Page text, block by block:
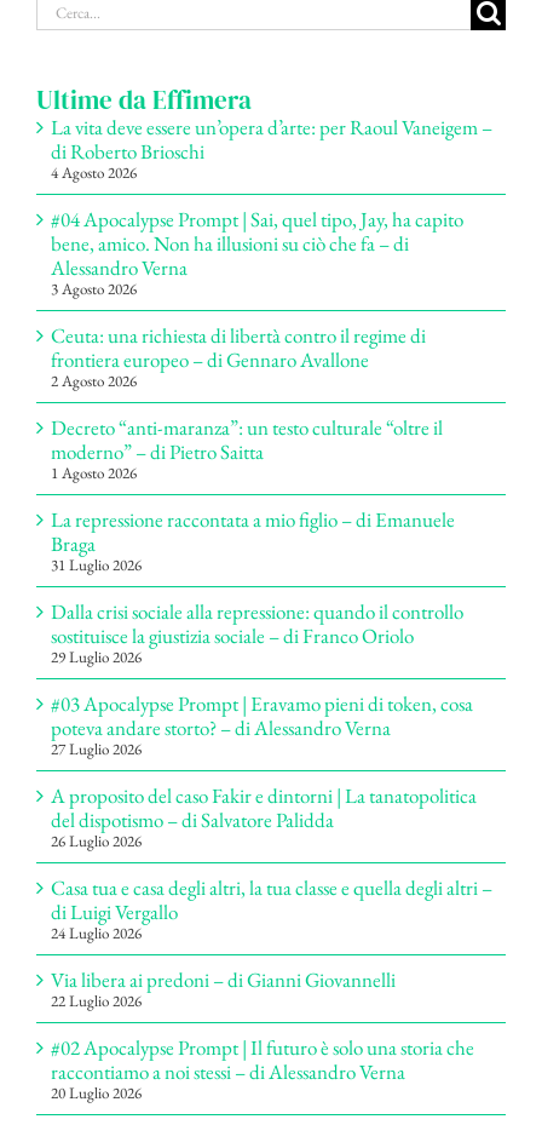
Cerca
per:
Ultime da Effimera
La vita deve essere un’opera d’arte: per Raoul Vaneigem –
di Roberto Brioschi
4 Agosto 2026
#04 Apocalypse Prompt | Sai, quel tipo, Jay, ha capito
bene, amico. Non ha illusioni su ciò che fa – di
Alessandro Verna
3 Agosto 2026
Ceuta: una richiesta di libertà contro il regime di
frontiera europeo – di Gennaro Avallone
2 Agosto 2026
Decreto “anti-maranza”: un testo culturale “oltre il
moderno” – di Pietro Saitta
1 Agosto 2026
La repressione raccontata a mio figlio – di Emanuele
Braga
31 Luglio 2026
Dalla crisi sociale alla repressione: quando il controllo
sostituisce la giustizia sociale – di Franco Oriolo
29 Luglio 2026
#03 Apocalypse Prompt | Eravamo pieni di token, cosa
poteva andare storto? – di Alessandro Verna
27 Luglio 2026
A proposito del caso Fakir e dintorni | La tanatopolitica
del dispotismo – di Salvatore Palidda
26 Luglio 2026
Casa tua e casa degli altri, la tua classe e quella degli altri –
di Luigi Vergallo
24 Luglio 2026
Via libera ai predoni – di Gianni Giovannelli
22 Luglio 2026
#02 Apocalypse Prompt | Il futuro è solo una storia che
raccontiamo a noi stessi – di Alessandro Verna
20 Luglio 2026